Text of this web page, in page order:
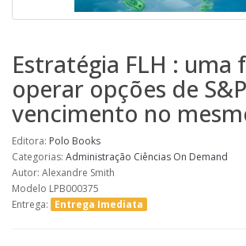
Estratégia FLH : uma
operar opções de
vencimento no
Editora: Polo Books
Categorias: Administração Ciências On Demand
Autor: Alexandre Smith
Modelo LPB000375
Entrega: Entrega Imediata